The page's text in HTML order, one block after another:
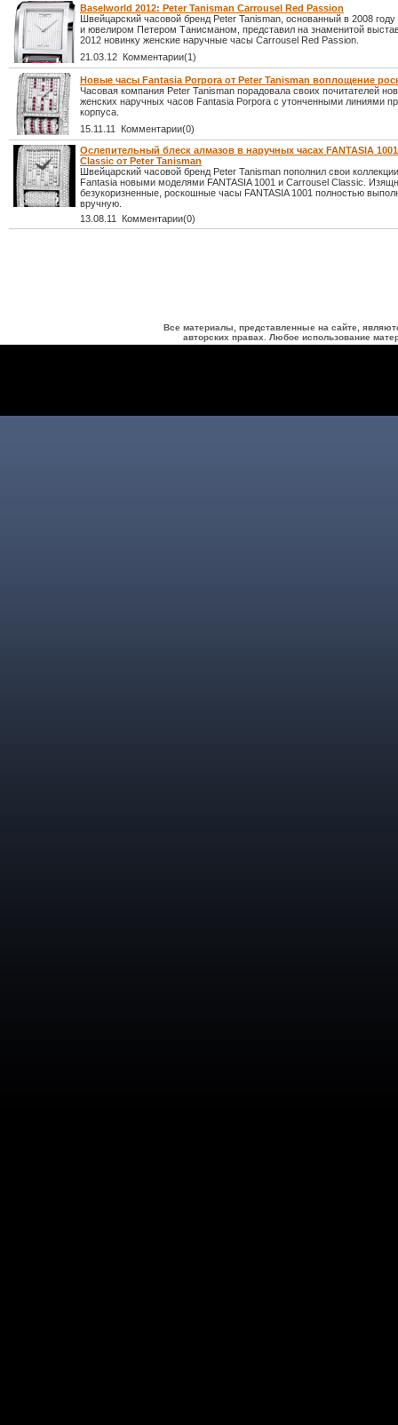
Baselworld 2012: Peter Tanisman Carrousel Red Passion
Швейцарский часовой бренд Peter Tanisman, основанный в 2008
и ювелиром Петером Танисманом, представил на знаменитой
2012 новинку женские наручные часы Carrousel Red Passion.
21.03.12 Комментарии(1)
Новые часы Fantasia Porpora от Peter Tanisman воплощение
Часовая компания Peter Tanisman порадовала своих почитателей
женских наручных часов Fantasia Porpora с утонченными линиями
корпуса.
15.11.11 Комментарии(0)
Ослепительный блеск алмазов в наручных часах FANTASIA
Classic от Peter Tanisman
Швейцарский часовой бренд Peter Tanisman пополнил свои
Fantasia новыми моделями FANTASIA 1001 и Carrousel Classic.
безукоризненные, роскошные часы FANTASIA 1001 полностью
вручную.
13.08.11 Комментарии(0)
Все материалы, представленные на сайте,
авторских правах. Любое использование